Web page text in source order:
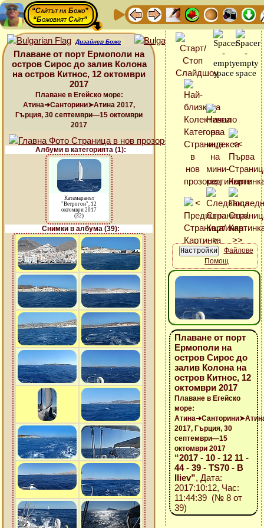
“Сайтът на Божо”
“Божовият Сайт”
Дизайнер Божо
Плаване от порт Ермополи на
остров Сирос до залив Колона
на остров Китнос, 12 октомври
2017
Плаване в Егейско море:
Атина➜Санторини➤Атина 2017,
Гърция, 30 септември—15 октомври
2017
Албуми в категорията (1):
Катамаранът
"Ветрогон", 12
октомври 2017
(32)
Снимки в албума (39):
Файлове
Помощ
Плаване от порт
Ермополи на
остров Сирос до
залив Колона на
остров Китнос, 12
октомври 2017
Плаване в Егейско
море:
2017, Гърция, 30
септември—15
октомври 2017
“2017 - 10 - 12 11 -
44 - 39 - TS70 - B
Iliev”, Дата:
2017:10:12, Час:
11:44:39 (№ 8 от
39)